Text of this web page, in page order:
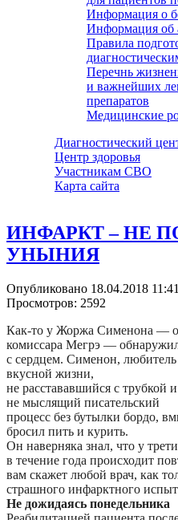
Информация о
Информация об
Правила
Перечнь
и важнейших
препаратов
Медицинские
Диагностический
Центр здоровья
Участникам СВО
Карта сайта
ИНФАРКТ – НЕ
УНЫНИЯ
Опубликовано 18.04.2018 11:41
Просмотров: 2592
Как-то у Жоржа Сименона —
комиссара Мегрэ —
с сердцем. Сименон, любитель
вкусной жизни,
не расстававшийся с трубкой и
не мыслящий писательский
процесс без бутылки бордо,
бросил пить и курить.
Он наверняка знал, что у
в течение года происходит
вам скажет любой врач, как
страшного инфарктного
Не дожидаясь понедельника